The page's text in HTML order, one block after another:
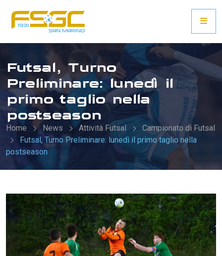
Futsal, Turno
Preliminare: lunedì il
primo taglio nella
postseason
Home News Attività Futsal
Campionato di Futsal
Futsal, Turno Preliminare: lunedì il primo taglio nella
postseason